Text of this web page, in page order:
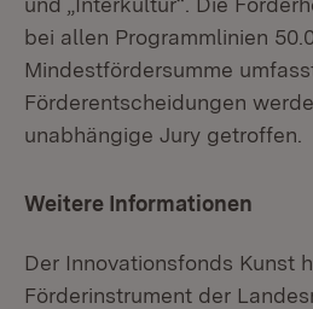
bei allen Programmlinien
Mindestfördersumme
Förderentscheidungen
unabhängige Jury getroffen.
Weitere Informationen
Der Innovationsfonds Kunst
Förderinstrument der